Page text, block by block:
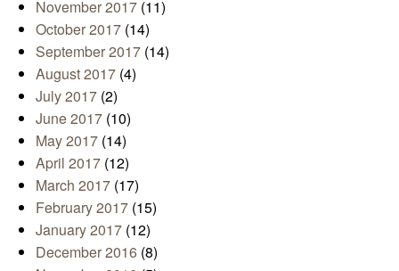
November 2017 (11)
October 2017 (14)
September 2017 (14)
August 2017 (4)
July 2017 (2)
June 2017 (10)
May 2017 (14)
April 2017 (12)
March 2017 (17)
February 2017 (15)
January 2017 (12)
December 2016 (8)